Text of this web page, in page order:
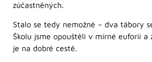
zúčastněných.
Stalo se tedy nemožné – dva tábory
Školu jsme opouštěli v mírné euforii a
je na dobré cestě.